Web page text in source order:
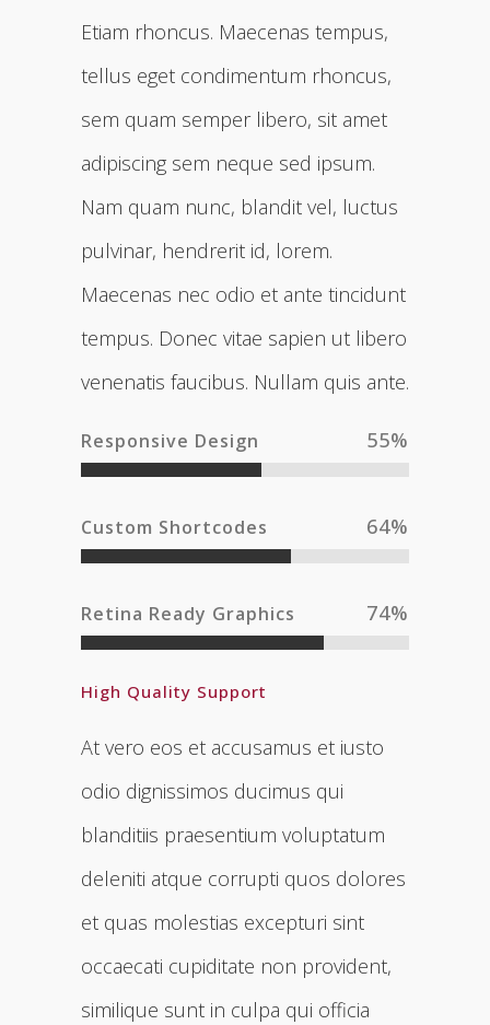
Etiam rhoncus. Maecenas tempus,
tellus eget condimentum rhoncus,
sem quam semper libero, sit amet
adipiscing sem neque sed ipsum.
Nam quam nunc, blandit vel, luctus
pulvinar, hendrerit id, lorem.
Maecenas nec odio et ante tincidunt
tempus. Donec vitae sapien ut libero
venenatis faucibus. Nullam quis ante.
Responsive Design 55%
Custom Shortcodes 64%
Retina Ready Graphics 74%
High Quality Support
At vero eos et accusamus et iusto
odio dignissimos ducimus qui
blanditiis praesentium voluptatum
deleniti atque corrupti quos dolores
et quas molestias excepturi sint
occaecati cupiditate non provident,
similique sunt in culpa qui officia